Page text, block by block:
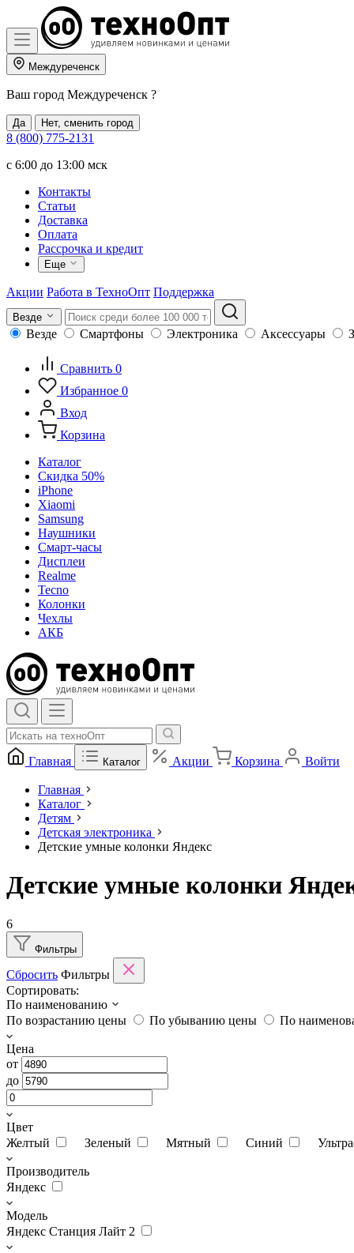
Междуреченск
Ваш город Междуреченск ?
Да Нет, сменить город
8 (800) 775-2131
c 6:00 до 13:00 мск
Контакты
Статьи
Доставка
Оплата
Рассрочка и кредит
Еще
Акции Работа в ТехноОпт Поддержка
Везде
Везде Смартфоны Электроника Аксессуары
Сравнить 0
Избранное 0
Вход
Корзина
Каталог
Скидка 50%
iPhone
Xiaomi
Samsung
Наушники
Смарт-часы
Дисплеи
Realme
Tecno
Колонки
Чехлы
АКБ
Главная Каталог Акции Корзина Войти
Главная
Каталог
Детям
Детская электроника
Детские умные колонки Яндекс
Детские умные колонки
6
Фильтры
Сбросить Фильтры
Сортировать:
По наименованию
По возрастанию цены
По убыванию цены По
Цена
от
до
Цвет
Желтый
Зеленый Мятный Синий
Производитель
Яндекс
Модель
Яндекс Станция Лайт 2